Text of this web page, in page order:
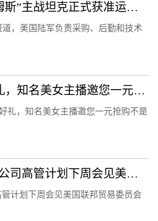
首批美国“艾布拉姆斯”主战坦克正式获准运往乌克兰
，美国陆军负责采购、后勤和技术
卡贝618直播抽好礼，知名美女主播邀您一元抢购
礼，知名美女主播邀您一元抢购不是
亚马逊（AMZN）公司高管计划下周会见美国联邦贸易委员会（FTC）官员
计划下周会见美国联邦贸易委员会